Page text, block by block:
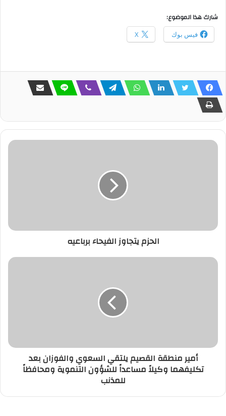
شارك هذا الموضوع:
فيس بوك X
الحزم يتجاوز الفيحاء برباعيه
أمير منطقة القصيم يلتقي السعوي والفوزان بعد
تكليفهما وكيلاً مساعداً للشؤون التنموية ومحافظاً
للمذنب